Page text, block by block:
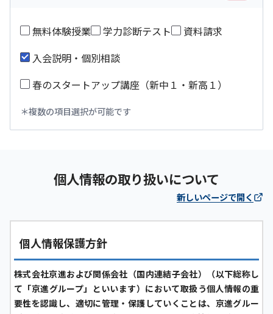
無料体験授業 学力診断テスト
資料請求
入会説明・個別相談
春のスタートアップ講座（新中１・新高１）
複数の項目選択が可能です
個人情報の取り扱いについて
新しいページで開く
個人情報保護方針
株式会社京進および関係会社（国内連結子会社）（以下総称し
て「京進グループ」といいます）において取扱う個人情報の重
要性を認識し、適切に管理・保護していくことは、京進グルー